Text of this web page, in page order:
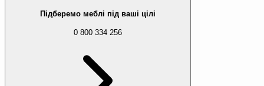
Підберемо меблі під ваші цілі
0 800 334 256